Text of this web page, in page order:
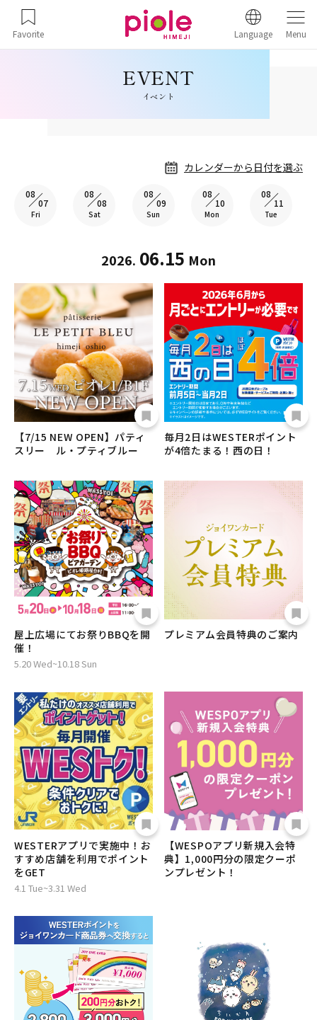
Favorite Language Menu
イベント
カレンダーから日付を選ぶ
08
07
Fri
08
08
Sat
08
09
Sun
08
10
Mon
08
11
Tue
2026. 06.15 Mon
【7/15 NEW OPEN】パティ
スリー ル・プティブルー
毎月2日はWESTERポイント
が4倍たまる！西の日！
屋上広場にてお祭りBBQを開
催！
5.20 Wed~10.18 Sun
プレミアム会員特典のご案内
WESTERアプリで実施中！お
すすめ店舗を利用でポイント
をGET
4.1 Tue~3.31 Wed
【WESPOアプリ新規入会特
典】1,000円分の限定クーポ
ンプレゼント！